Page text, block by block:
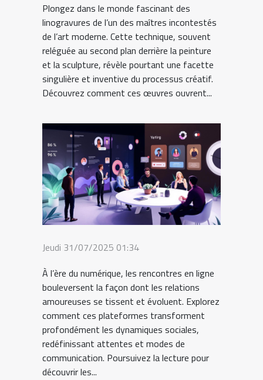
Plongez dans le monde fascinant des
linogravures de l’un des maîtres incontestés
de l’art moderne. Cette technique, souvent
reléguée au second plan derrière la peinture
et la sculpture, révèle pourtant une facette
singulière et inventive du processus créatif.
Découvrez comment ces œuvres ouvrent...
Jeudi 31/07/2025 01:34
À l’ère du numérique, les rencontres en ligne
bouleversent la façon dont les relations
amoureuses se tissent et évoluent. Explorez
comment ces plateformes transforment
profondément les dynamiques sociales,
redéfinissant attentes et modes de
communication. Poursuivez la lecture pour
découvrir les...